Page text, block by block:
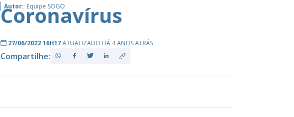
Mamanguape
–
PB
Autor: Equipe SOGO
Coronavírus
27/06/2022 16H17ATUALIZADO HÁ 4 ANOS ATRÁS
Compartilhe: